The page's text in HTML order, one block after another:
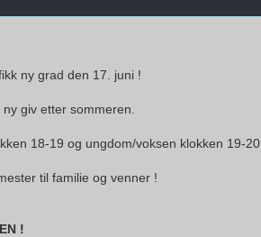
ny grad den 17. juni !
giv etter sommeren.
18-19 og ungdom/voksen klokken 19-20.
til familie og venner !
!